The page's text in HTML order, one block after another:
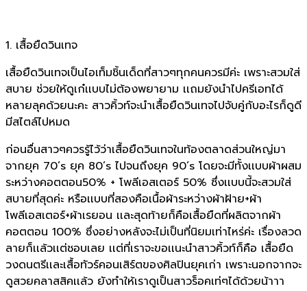
1. เสื้อยืดวินเทจ
เสื้อยืดวินเทจเป็นไอเท็มชิ้นเด็ดที่สาวๆทุกคนควรมีค่ะ เพราะสวมใส่
สบาย ช่วยให้ดูเก๋เเบบไม่ต้องพยายาม เเถมยังนำไปครีเอทได้
หลายลุคด้วยนะคะ สาวคิ้วท์จะนำเสื้อยืดวินเทจไปจับคู่กับอะไรก็ดูดี
มีสไตล์ไปหมด
ก่อนอื่นสาวๆควรรู้ไว้ว่าเสื้อยืดวินเทจในท้องตลาดส่วนใหญ่มา
จากยุค 70’s ยุค 80’s ไปจนถึงยุค 90’s โดยจะมีทั้งเเบบผ้าผสม
ระหว่างคอตตอน50% + โพลีเอสเตอร์ 50% ซึ่งเเบบนี้จะสวมใส่
สบายที่สุดค่ะ หรือเเบบที่สองคือเนื้อผ้าระหว่างผ้าฝ้าย+ผ้า
โพลีเอสเตอร์+ผ้าเรยอน เเละสุดท้ายก็คือเสื้อยืดที่ผลิตจากผ้า
คอตตอน 100% ซึ่งอย่างหลังจะไม่เป็นที่นิยมเท่าไหร่ค่ะ เรื่องลวด
ลายก็เเล้วเเต่ชอบเลย เเต่ที่เราจะขอเเนะนำสาวคิ้วท์ก็คือ เสื้อยืด
วงดนตรีเเละเสื้อทัวร์คอนเสิร์ตของศิลปินยุคเก่า เพราะนอกจากจะ
ดูสวยคลาสสิคเเล้ว ยังทำให้เราดูเป็นสาวร็อคเท่ๆได้ด้วยน้าาา